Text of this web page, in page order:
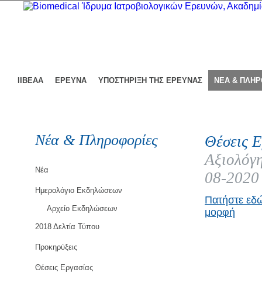
ΙΙΒΕΑΑ ΕΡΕΥΝΑ ΥΠΟΣΤΗΡΙΞΗ ΤΗΣ ΕΡΕΥΝΑΣ ΝΕΑ &
Νέα & Πληροφορίες
Νέα
Ημερολόγιο Εκδηλώσεων
Αρχείο Εκδηλώσεων
2018 Δελτία Τύπου
Προκηρύξεις
Θέσεις Εργασίας
Θέσεις
08-2020
Πατήστε
μορφή